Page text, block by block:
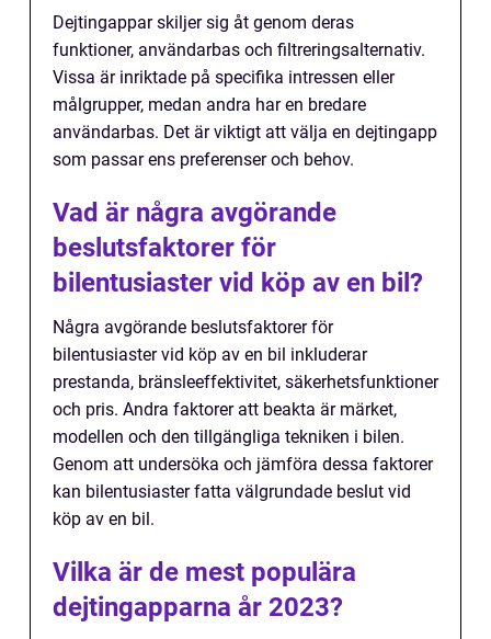
Dejtingappar skiljer sig åt genom deras
funktioner, användarbas och filtreringsalternativ.
Vissa är inriktade på specifika intressen eller
målgrupper, medan andra har en bredare
användarbas. Det är viktigt att välja en dejtingapp
som passar ens preferenser och behov.
Vad är några avgörande
beslutsfaktorer för
bilentusiaster vid köp av en bil?
Några avgörande beslutsfaktorer för
bilentusiaster vid köp av en bil inkluderar
prestanda, bränsleeffektivitet, säkerhetsfunktioner
och pris. Andra faktorer att beakta är märket,
modellen och den tillgängliga tekniken i bilen.
Genom att undersöka och jämföra dessa faktorer
kan bilentusiaster fatta välgrundade beslut vid
köp av en bil.
Vilka är de mest populära
dejtingapparna år 2023?